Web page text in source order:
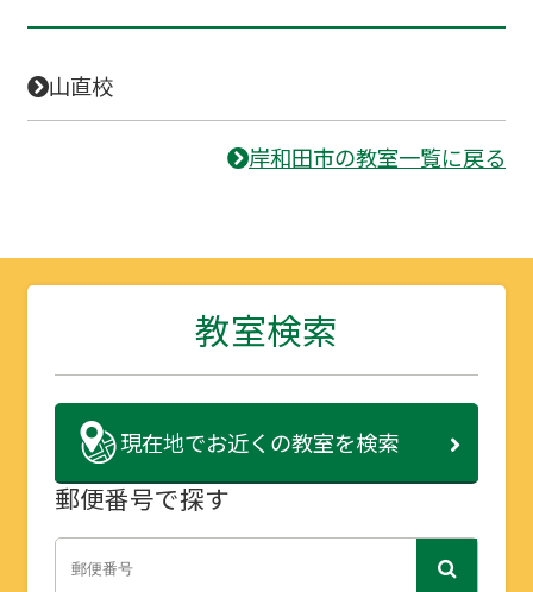
山直校
岸和田市の教室一覧に戻る
教室検索
現在地でお近くの教室を検索
郵便番号で探す